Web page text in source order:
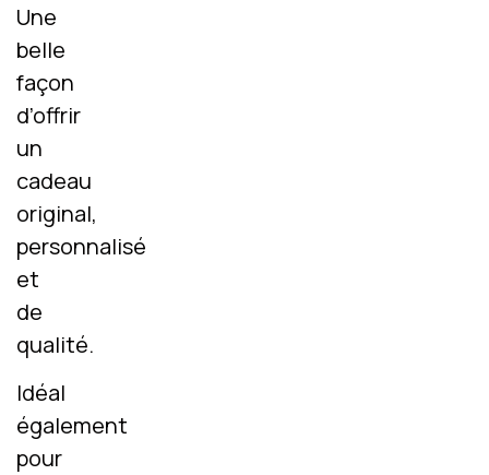
Une
belle
façon
d’offrir
un
cadeau
original,
personnalisé
et
de
qualité.
Idéal
également
pour